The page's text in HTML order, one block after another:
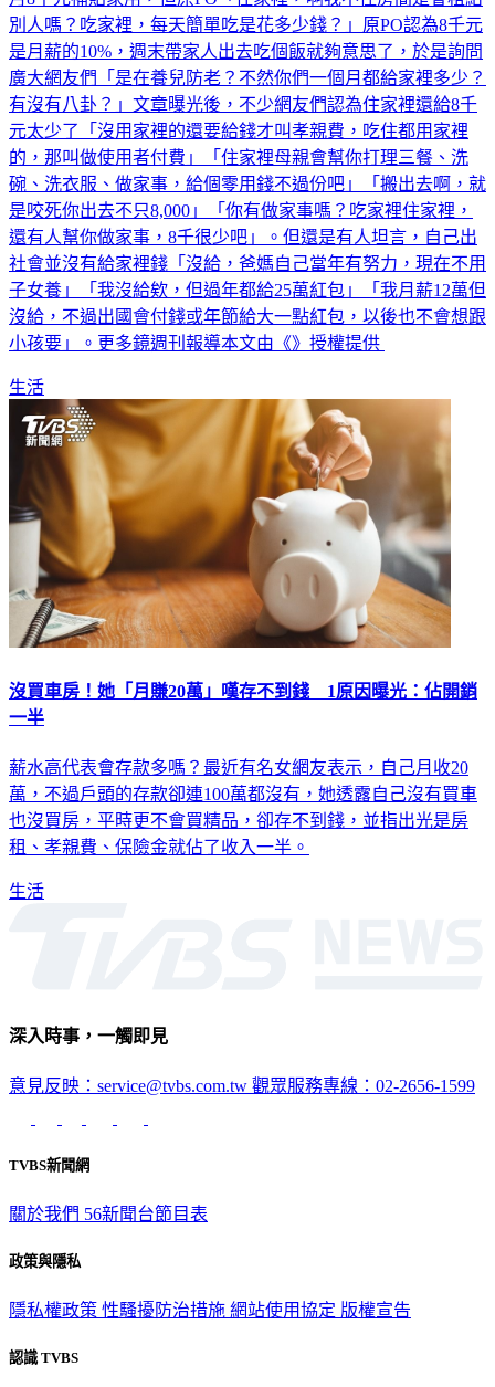
別人嗎？吃家裡，每天簡單吃是花多少錢？」原PO認為8千元
是月薪的10%，週末帶家人出去吃個飯就夠意思了，於是詢問
廣大網友們「是在養兒防老？不然你們一個月都給家裡多少？
有沒有八卦？」文章曝光後，不少網友們認為住家裡還給8千
元太少了「沒用家裡的還要給錢才叫孝親費，吃住都用家裡
的，那叫做使用者付費」「住家裡母親會幫你打理三餐、洗
碗、洗衣服、做家事，給個零用錢不過份吧」「搬出去啊，就
是咬死你出去不只8,000」「你有做家事嗎？吃家裡住家裡，
還有人幫你做家事，8千很少吧」。但還是有人坦言，自己出
社會並沒有給家裡錢「沒給，爸媽自己當年有努力，現在不用
子女養」「我沒給欸，但過年都給25萬紅包」「我月薪12萬但
沒給，不過出國會付錢或年節給大一點紅包，以後也不會想跟
小孩要」。更多鏡週刊報導本文由《》授權提供
生活
沒買車房！她「月賺20萬」嘆存不到錢 1原因曝光：佔開銷
一半
薪水高代表會存款多嗎？最近有名女網友表示，自己月收20
萬，不過戶頭的存款卻連100萬都沒有，她透露自己沒有買車
也沒買房，平時更不會買精品，卻存不到錢，並指出光是房
租、孝親費、保險金就佔了收入一半。
生活
深入時事，一觸即見
意見反映：service@tvbs.com.tw 觀眾服務專線：02-2656-1599
TVBS新聞網
關於我們 56新聞台節目表
政策與隱私
隱私權政策 性騷擾防治措施 網站使用協定 版權宣告
認識 TVBS